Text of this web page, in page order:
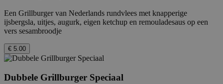
Een Grillburger van Nederlands rundvlees met knapperige
ijsbergsla, uitjes, augurk, eigen ketchup en remouladesaus op een
vers sesambroodje
€ 5.00
Dubbele Grillburger Speciaal